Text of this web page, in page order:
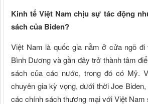
Kinh tế Việt Nam chịu sự tác động
sách của Biden?
Việt Nam là quốc gia nằm ở cửa ngõ
Bình Dương và gần đây trở thành tâm
sách của các nước, trong đó có Mỹ.
chuyên gia kỳ vọng, dưới thời Joe
các chính sách thương mại với Việt Nam